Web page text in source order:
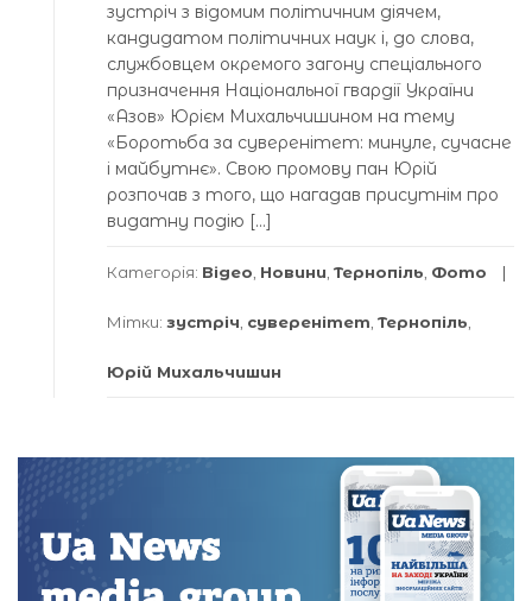
зустріч з відомим політичним діячем,
кандидатом політичних наук і, до слова,
службовцем окремого загону спеціального
призначення Національної гвардії України
«Азов» Юрієм Михальчишином на тему
«Боротьба за суверенітет: минуле, сучасне
і майбутнє». Свою промову пан Юрій
розпочав з того, що нагадав присутнім про
видатну подію […]
Категорія: Відео Новини Тернопіль Фото
Мітки: зустріч суверенітет Тернопіль
Юрій Михальчишин